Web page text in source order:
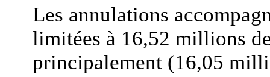
Les annulations
limitées à 16,52 millions
principalement (16,05